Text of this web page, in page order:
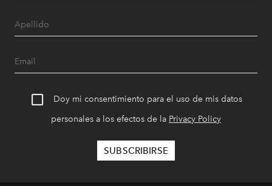
Doy mi consentimiento para el uso de mis datos
personales a los efectos de la Privacy Policy